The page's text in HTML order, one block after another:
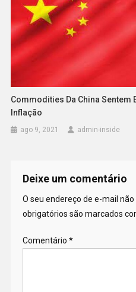
Commodities Da China Sentem
Inflação
ago 9, 2021 admin-inside
Deixe um comentário
O seu endereço de e-mail não
obrigatórios são marcados
Comentário *